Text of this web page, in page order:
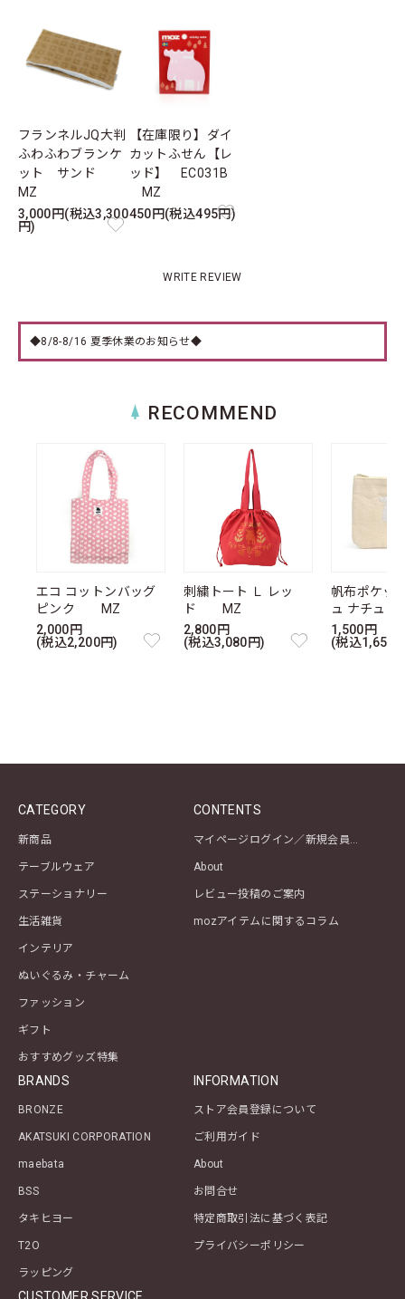
フランネルJQ大判
ふわふわブランケ
ット サンド
MZ
3,000円(税込3,300
円)
【在庫限り】ダイ
カットふせん【レ
ッド】 EC031B
MZ
450円(税込495円)
WRITE REVIEW
◆8/8-8/16 夏季休業のお知らせ◆
RECOMMEND
エコ コットンバッグ
ピンク MZ
2,000円
(税込2,200円)
刺繍トート Ｌ レッ
ド MZ
2,800円
(税込3,080円)
帆布ポケッ
ュ ナチュ
1,500円
(税込1,650
CATEGORY
新商品
テーブルウェア
ステーショナリー
生活雑貨
インテリア
ぬいぐるみ・チャーム
ファッション
ギフト
おすすめグッズ特集
CONTENTS
About
レビュー投稿のご案内
mozアイテムに関するコラム
BRANDS
BRONZE
AKATSUKI CORPORATION
maebata
BSS
タキヒヨー
T2O
ラッピング
INFORMATION
ストア会員登録について
ご利用ガイド
About
お問合せ
特定商取引法に基づく表記
プライバシーポリシー